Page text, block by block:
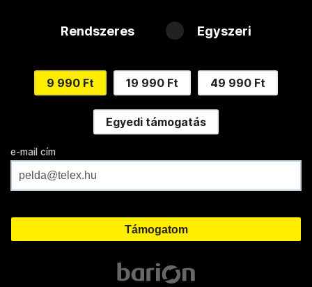
Rendszeres Egyszeri
9 990 Ft 19 990 Ft 49 990 Ft
Egyedi támogatás
e-mail cím